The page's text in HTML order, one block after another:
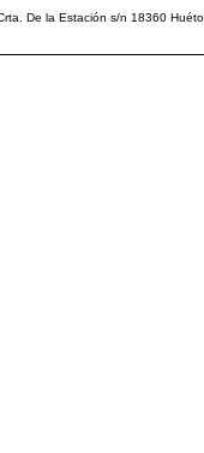
De la Estación s/n 18360